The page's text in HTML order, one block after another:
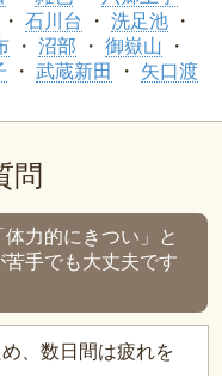
石川台
洗足池
沼部
御嶽山
武蔵新田 矢口渡
問
力的にきつい」と
手でも大丈夫です
、数日間は疲れを